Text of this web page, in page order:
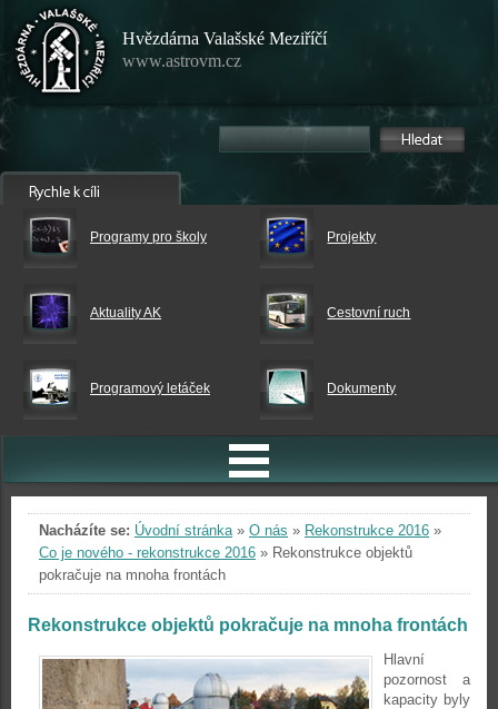
Hvězdárna Valašské Meziříčí
www.astrovm.cz
Programy pro školy Projekty
Aktuality AK Cestovní ruch
Programový letáček Dokumenty
Nacházíte se: Úvodní stránka» O nás » Rekonstrukce 2016 »
Co je nového - rekonstrukce 2016 » Rekonstrukce objektů
pokračuje na mnoha frontách
Rekonstrukce objektů pokračuje na mnoha frontách
Hlavní
pozornost a
kapacity byly